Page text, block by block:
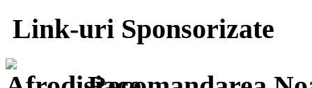
Link-uri Sponsorizate